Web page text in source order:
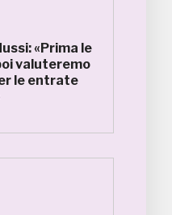
«Prima le
valuteremo
le entrate